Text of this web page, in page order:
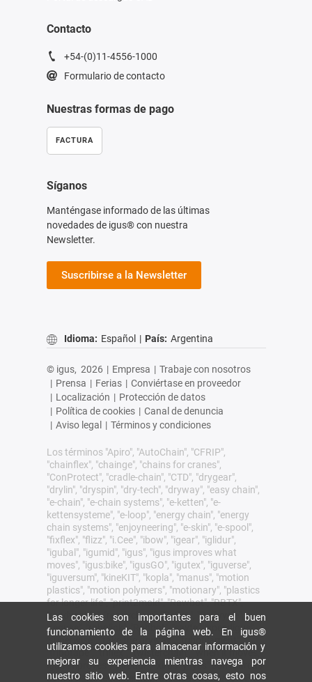
Contacto
+54-(0)11-4556-1000
Formulario de contacto
Nuestras formas de pago
FACTURA
Síganos
Manténgase informado de las últimas
novedades de igus® con nuestra
Newsletter.
Suscribirse a la Newsletter
Idioma: Español | País: Argentina
© igus, 2026 | Empresa | Trabaje con nosotros
| Prensa | Ferias | Conviértase en proveedor
| Localización | Protección de datos
| Política de cookies | Canal de denuncia
| Aviso legal | Términos y condiciones
Los términos "Apiro", "AutoChain", "CFRIP",
"chainflex", "chainge", "chains for cranes",
"ConProtect", "cradle-chain", "CTD", "drygear",
"drylin", "dryspin", "dry-tech", "dryway", "easy chain",
"e-chain", "e-chain systems", "e-ketten", "e-
kettensysteme", "e-loop", "energy chain", "energy
chain systems", "enjoyneering", "e-skin", "e-spool",
"fixflex", "flizz", "i.Cee", "ibow", "igear", "iglidur",
"igubal", "igumid", "igus", "igus improves what
moves", "igus:bike", "igusGO", "igutex", "iguverse",
"iguversum", "kineKIT", "kopla", "manus", "motion
plastics", "motion polymers", "motionary", "plastics
for longer life", "print2mold", "Rawbot", "RBTX",
"readycable", "readychain", "ReBeL", "ReCyycle",
"reguse", "robolink", "Rohbot", "savfe", "speedigus",
"superwise", "take the dryway", "tribofilament",
"tribotape", "triflex", "twisterchain", "when it moves,
igus improves", "xirodur", "xiros" y "yes" son marcas
comerciales legalmente protegidas de igus® SE &
Las cookies son importantes para el buen
funcionamiento de la página web. En igus®
utilizamos cookies para almacenar información y
mejorar su experiencia mientras navega por
nuestro sitio web. Entre otras cosas, esto nos